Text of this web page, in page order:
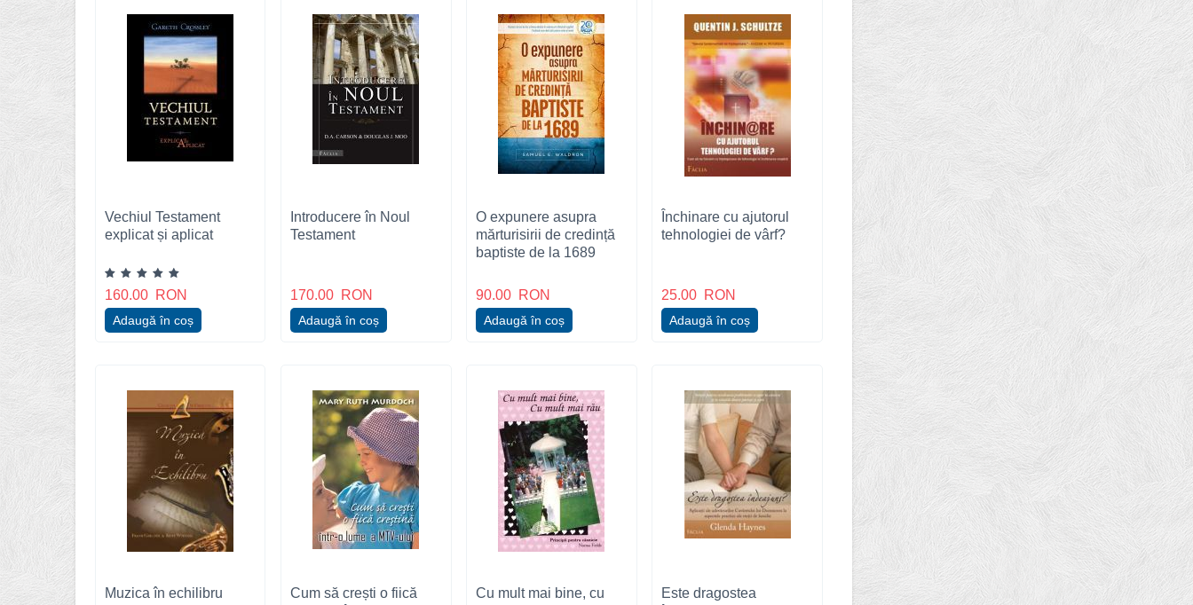
Vechiul Testament
explicat și aplicat
160.00 RON
Adaugă în coș
Introducere în Noul
Testament
170.00 RON
Adaugă în coș
O expunere asupra
mărturisirii de credință
baptiste de la 1689
90.00 RON
Adaugă în coș
Închinare cu ajutorul
tehnologiei de vârf?
25.00 RON
Adaugă în coș
Muzica în echilibru
Cum să crești o fiică
Cu mult mai bine, cu
Este dragostea